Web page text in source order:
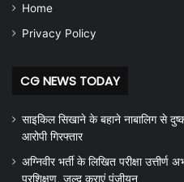
Home
Privacy Policy
CG NEWS TODAY
साइकिल सिखाने के बहाने नाबालिग से
आरोपी गिरफ्तार
अग्निवीर भर्ती के लिखित परीक्षा उत्तीर्ण
प्रशिक्षण, जल्द कराएं पंजीयन